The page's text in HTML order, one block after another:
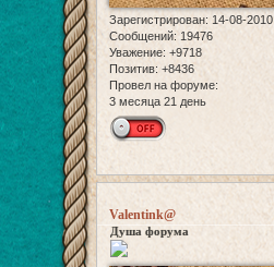
Зарегистрирован: 14-08-2010
Сообщений: 19476
Уважение: +9718
Позитив: +8436
Провел на форуме:
3 месяца 21 день
Valentink@
Душа форума